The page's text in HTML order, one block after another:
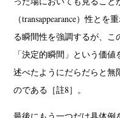
（transappearance）性と
る瞬間性を強調するが、
「決定的瞬間」という価
述べたようにだらだらと無
のである［註8］。